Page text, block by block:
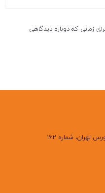
زمانی که دوباره دیدگاهی
تهران، شماره ۱۶۲